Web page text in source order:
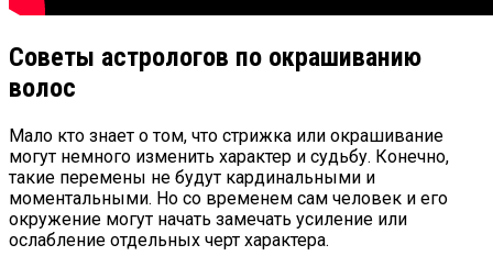
Советы астрологов по окрашиванию
волос
Мало кто знает о том, что стрижка или окрашивание
могут немного изменить характер и судьбу. Конечно,
такие перемены не будут кардинальными и
моментальными. Но со временем сам человек и его
окружение могут начать замечать усиление или
ослабление отдельных черт характера.